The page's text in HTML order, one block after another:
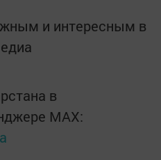
и интересным в
в
MАХ: